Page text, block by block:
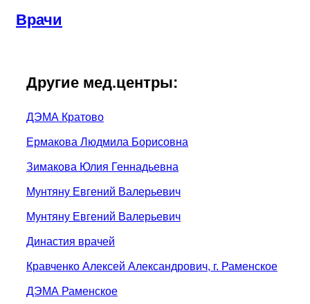
Врачи
Другие мед.центры:
ДЭМА Кратово
Ермакова Людмила Борисовна
Зимакова Юлия Геннадьевна
Мунтяну Евгений Валерьевич
Мунтяну Евгений Валерьевич
Династия врачей
Кравченко Алексей Александрович, г. Раменское
ДЭМА Раменское